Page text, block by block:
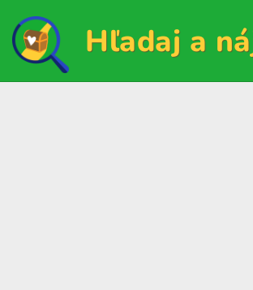
Hľadaj a